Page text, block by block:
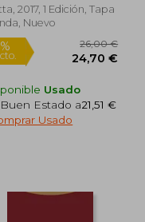
2017, 1 Edición, Tapa
Nuevo
Usado
Estado a21,51 €
Usado